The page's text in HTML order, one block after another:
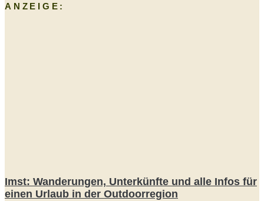
ANZEIGE:
Imst: Wanderungen, Unterkünfte und alle Infos für
einen Urlaub in der Outdoorregion